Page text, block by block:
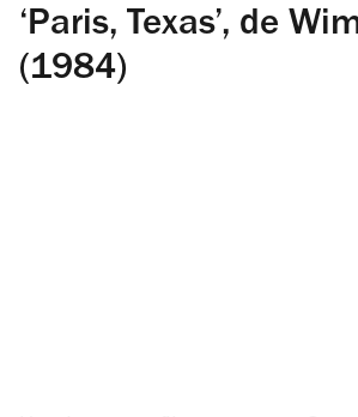
‘Paris, Texas’, de
(1984)